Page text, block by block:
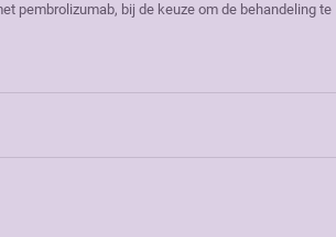
pembrolizumab, bij de keuze om de behandeling te